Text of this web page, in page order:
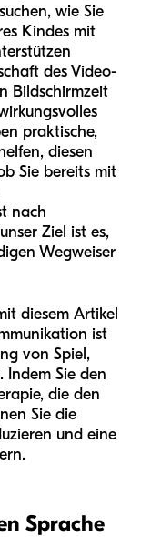
wie Sie
Kindes mit
des Video-
Bildschirmzeit
praktische,
diesen
Sie bereits mit
nach
Ziel ist es,
Wegweiser
diesem Artikel
ist
von Spiel,
Indem Sie den
die den
Sie die
und eine
Sprache